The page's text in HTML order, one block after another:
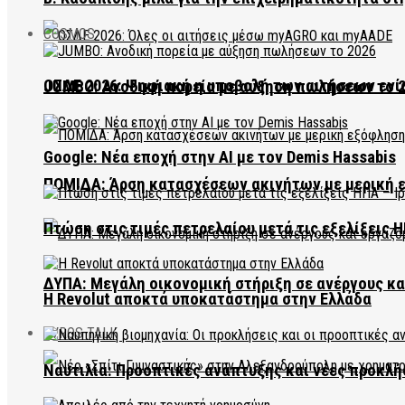
ΟΣΔΕ 2026: Ψηφιακή η υποβολή των αιτήσεων
ΠΟΜΙΔΑ: Άρση κατασχέσεων ακινήτων με μερική
ΔΥΠΑ: Μεγάλη οικονομική στήριξη σε ανέργους
EVROS TALK
COSMOS
JUMBO: Ανοδική πορεία με αύξηση πωλήσεων το
Google: Νέα εποχή στην AI με τον Demis Hassabis
Πτώση στις τιμές πετρελαίου μετά τις εξελίξεις
Η Revolut αποκτά υποκατάστημα στην Ελλάδα
Ναυτιλία: Προοπτικές ανάπτυξης και νέες